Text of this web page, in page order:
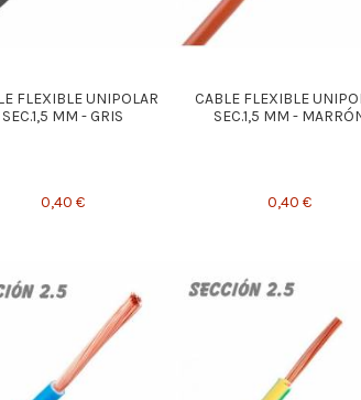
FLEXIBLE UNIPOLAR
SEC.1,5 MM - GRIS
0,40 €
CABLE FLEXIBLE
SEC.1,5 MM -
0,40 €